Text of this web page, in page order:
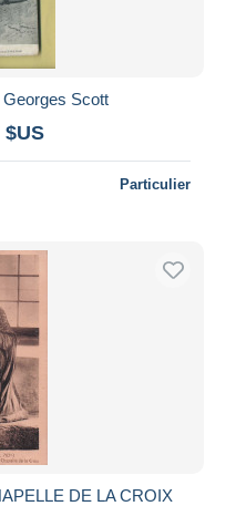
Scott
$US
Particulier
DE LA CROIX